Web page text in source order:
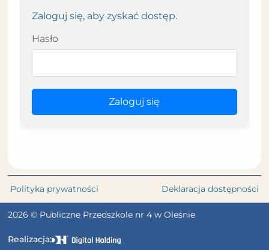
Zaloguj się, aby zyskać dostęp.
Hasło
Zaloguj się
Polityka prywatności Deklaracja dostępności
2026 © Publiczne Przedszkole nr 4 w Oleśnie
Realizacja: